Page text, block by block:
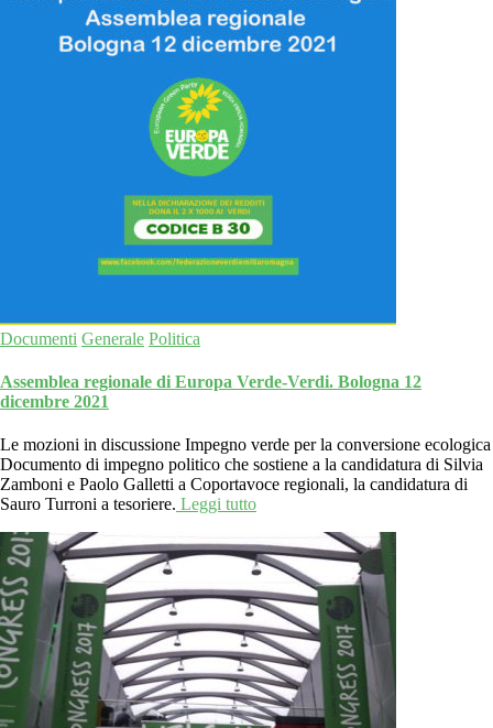
Documenti Generale Politica
Assemblea regionale di Europa Verde-Verdi. Bologna 12
dicembre 2021
Le mozioni in discussione Impegno verde per la conversione ecologica
Documento di impegno politico che sostiene a la candidatura di Silvia
Zamboni e Paolo Galletti a Coportavoce regionali, la candidatura di
Sauro Turroni a tesoriere. Leggi tutto